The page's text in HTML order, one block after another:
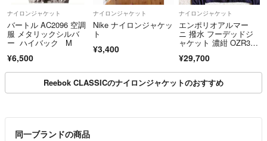
ナイロンジャケット
バートル AC2096 空調
服 メタリックシルバ
ー ハイバック M
¥6,500
ナイロンジャケット
Nike ナイロンジャケッ
ト
¥3,400
ナイロンジャケット
エンポリオアルマー
ニ 撥水 フーデッドジ
ャケット 濃紺 OZR30
O ARMANI メンズ
¥29,700
Reebok CLASSICのナイロンジャケットのおすすめ
同一ブランドの商品